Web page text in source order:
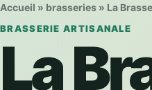
Accueil » brasseries » La
BRASSERIE ARTISANALE
La